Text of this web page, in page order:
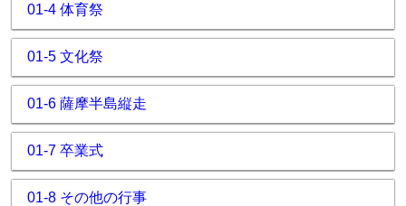
01-4 体育祭
01-5 文化祭
01-6 薩摩半島縦走
01-7 卒業式
01-8 その他の行事